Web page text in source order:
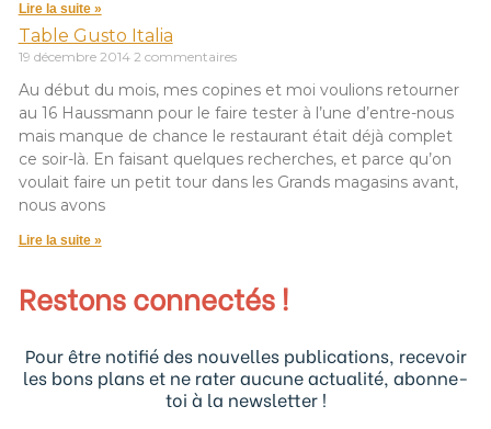
Lire la suite »
Table Gusto Italia
19 décembre 2014 2 commentaires
Au début du mois, mes copines et moi voulions retourner
au 16 Haussmann pour le faire tester à l’une d’entre-nous
mais manque de chance le restaurant était déjà complet
ce soir-là. En faisant quelques recherches, et parce qu’on
voulait faire un petit tour dans les Grands magasins avant,
nous avons
Lire la suite »
Restons connectés !
Pour être notifié des nouvelles publications, recevoir
les bons plans et ne rater aucune actualité, abonne-
toi à la newsletter !